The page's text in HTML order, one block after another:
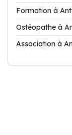
Formation à
Ostéopathe à
Association à